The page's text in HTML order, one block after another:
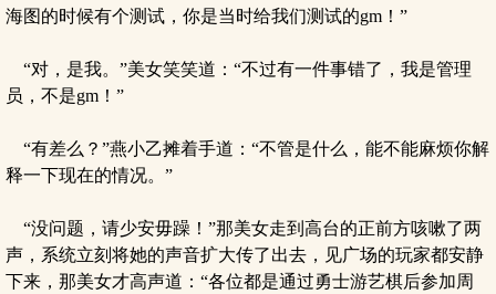
海图的时候有个测试，你是当时给我们测试的gm！”
“对，是我。”美女笑笑道：“不过有一件事错了，我是管理
员，不是gm！”
“有差么？”燕小乙摊着手道：“不管是什么，能不能麻烦你解
释一下现在的情况。”
“没问题，请少安毋躁！”那美女走到高台的正前方咳嗽了两
声，系统立刻将她的声音扩大传了出去，见广场的玩家都安静
下来，那美女才高声道：“各位都是通过勇士游艺棋后参加周